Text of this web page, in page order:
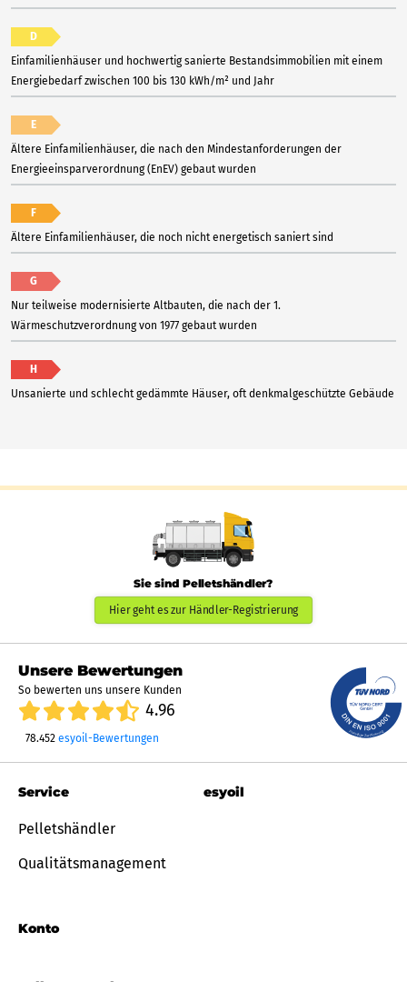
D
Einfamilienhäuser und hochwertig sanierte Bestandsimmobilien mit einem
Energiebedarf zwischen 100 bis 130 kWh/m² und Jahr
E
Ältere Einfamilienhäuser, die nach den Mindestanforderungen der
Energieeinsparverordnung (EnEV) gebaut wurden
F
Ältere Einfamilienhäuser, die noch nicht energetisch saniert sind
G
Nur teilweise modernisierte Altbauten, die nach der 1.
Wärmeschutzverordnung von 1977 gebaut wurden
H
Unsanierte und schlecht gedämmte Häuser, oft denkmalgeschützte Gebäude
Sie sind Pelletshändler?
Hier geht es zur Händler-Registrierung
Unsere Bewertungen
So bewerten uns unsere Kunden
4.96
78.452 esyoil-Bewertungen
Service
Pelletshändler
Qualitätsmanagement
Konto
esyoil